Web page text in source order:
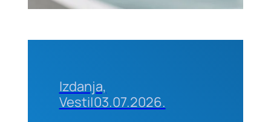
Izdanja,
Vesti|03.07.2026.